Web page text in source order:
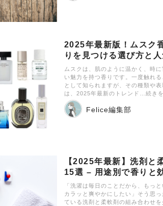
2025年最新版！ムスク
りを見つける選び方と
ムスクは、肌のように温かく、時
い魅力を持つ香りです。一度触れ
として知られますが、その種類や
は、2025年最新のトレンド…続き
Felice編集部
【2025年最新】洗剤と
15選 – 用途別で香りと
「洗濯は毎日のことだから、もっ
カラッと爽やかにしたい」そう思
ている洗剤と柔軟剤の組み合わせ